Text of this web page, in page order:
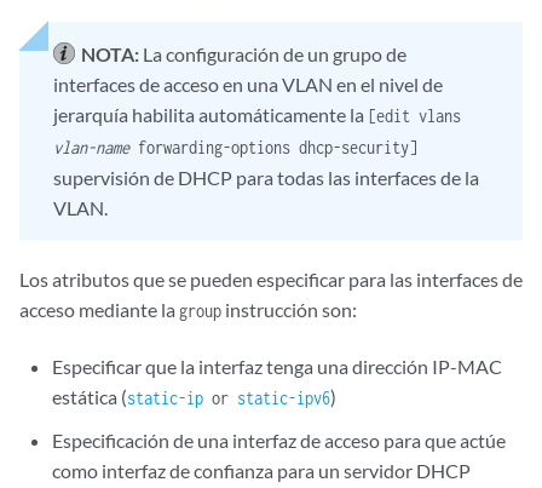
NOTA: La configuración de un grupo de
interfaces de acceso en una VLAN en el nivel de
jerarquía habilita automáticamente la [edit vlans
vlan-nameforwarding-options dhcp-security]
supervisión de DHCP para todas las interfaces de la
VLAN.
Los atributos que se pueden especificar para las interfaces de
acceso mediante la group instrucción son:
Especificar que la interfaz tenga una dirección IP-MAC
estática (static-ip or static-ipv6)
Especificación de una interfaz de acceso para que actúe
como interfaz de confianza para un servidor DHCP